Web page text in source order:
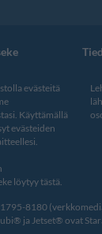
evästeitä
Käyttämällä
evästeiden
löytyy tästä.
8180
ja Jetset® ovat